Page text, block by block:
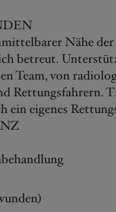
Nähe
betreut.
Team, von
Rettungsfahrern.
eigenes